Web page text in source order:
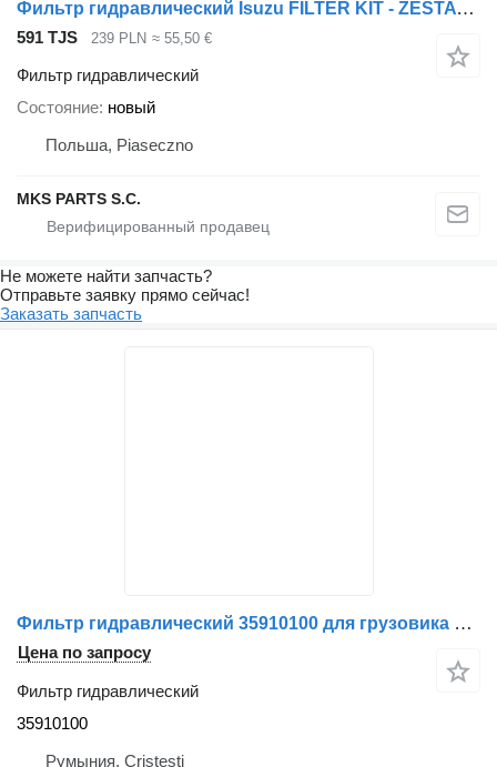
Фильтр гидравлический Isuzu FILTER KIT - ZESTAW FILTRÓW для грузовика Isuzu NPR, NQR 4.8 TD
591 TJS 239 PLN ≈ 55,50 €
Фильтр гидравлический
Состояние новый
Польша, Piaseczno
MKS PARTS S.C.
Не можете найти запчасть?
Отправьте заявку прямо сейчас!
Заказать запчасть
Фильтр гидравлический 35910100 для грузовика Volvo
Цена по запросу
Фильтр гидравлический
35910100
Румыния, Cristesti